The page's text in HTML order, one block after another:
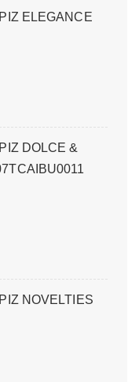
ELEGANCE
DOLCE &
NOVELTIES